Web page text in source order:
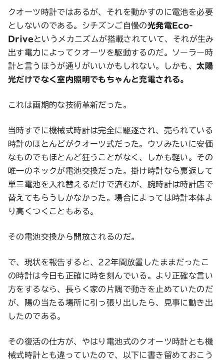
クオーツ時計ではあるが、それを動かすのに電池を必要
としないのである。シチズンご自慢の光発電Eco-
Driveというメカニズムが搭載されていて、それが生み
出す電力によってクオーツを駆動するのだ。ソーラー時
計と言うほうが通りがいいかもしれない。しかも、太陽
光だけでなく室内照明でもちゃんと充電される。
これは画期的な技術革新だった。
当時すでに機械式時計は完全に駆逐され、売られている
時計のほとんどがクオーツ式だった。ウソみたいに安価
なものでもほとんど狂うことがなく、しかも軽い。その
唯一のネックが電池交換だった。掛け時計なら裏返して
単三電池を入れ替えるだけで済むが、腕時計は時計店で
替えてもらうしかなかった。場合によっては時計本体よ
り高くつくこともある。
その電池交換から開放されるのだ。
で、現状を報告すると、22年間放置したままだったこ
の時計は今日も正確に時を刻んでいる。より正確な言い
方をするなら、長らく家の片隅で動きを止めていたのだ
が、陽の当たる場所に引っ張り出したら、見事に動き出
したのである。
その復活の仕方が、やはり電池式のクオーツ時計とも機
械式時計とも違っていたので、以下に書き留めておこう